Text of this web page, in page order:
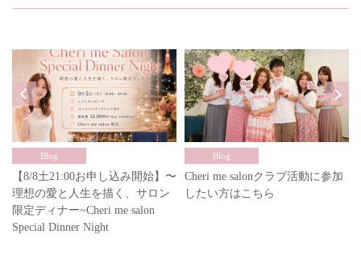
Blog
【8/8土21:00お申し込み開始】〜
理想の愛と人生を描く、サロン
限定ディナー~Cheri me salon
Special Dinner Night
Blog
Cheri me salonクラブ活動に参加
したい方はこちら